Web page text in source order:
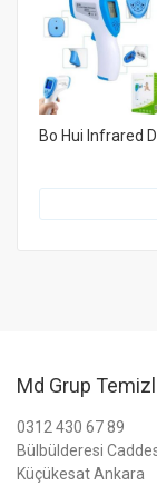
Bo Hui Infrared
Md Grup
0312 430 67 89
Bülbülderesi
Küçükesat Ankara